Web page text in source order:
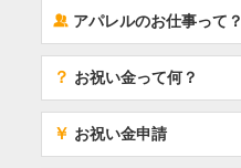
‰アパレルのお仕事って？
？ お祝い金って何？
￥ お祝い金申請